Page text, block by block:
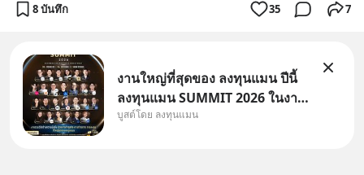
8 บันทึก 35 7
งานใหญ่ที่สุดของ ลงทุนแมน ปีนี้
ลงทุนแมน SUMMIT 2026 ในงาน
นี้จะมีเจ้าของธุรกิจ Dr.PONG,
บูสต์โดย ลงทุนแมน